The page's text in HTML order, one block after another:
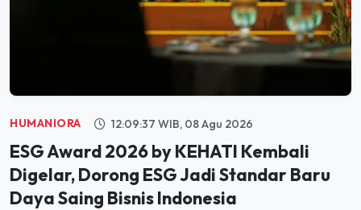
HUMANIORA 12:09:37 WIB, 08 Agu 2026
ESG Award 2026 by KEHATI Kembali
Digelar, Dorong ESG Jadi Standar Baru
Daya Saing Bisnis Indonesia